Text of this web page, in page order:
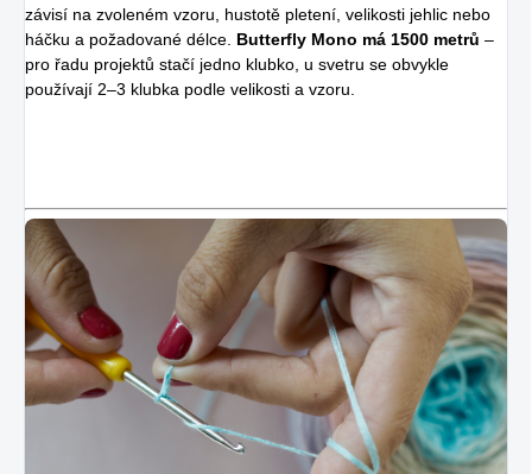
závisí na zvoleném vzoru, hustotě pletení, velikosti jehlic nebo
háčku a požadované délce. Butterfly Mono má 1500 metrů –
pro řadu projektů stačí jedno klubko, u svetru se obvykle
používají 2–3 klubka podle velikosti a vzoru.